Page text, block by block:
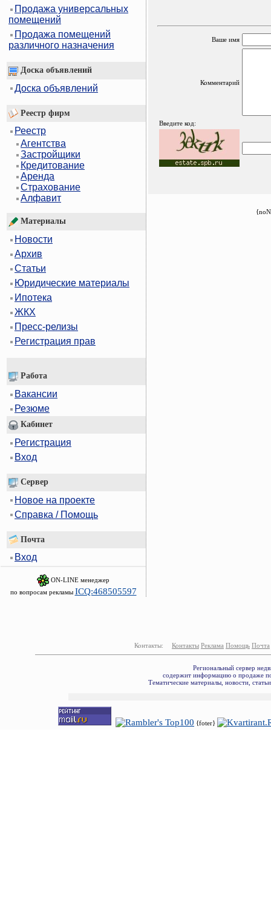
Продажа универсальных
помещений
Продажа помещений
различного назначения
Доска объявлений
Доска объявлений
Реестр фирм
Реестр
Агентства
Застройщики
Кредитование
Аренда
Страхование
Алфавит
Материалы
Новости
Архив
Статьи
Юридические материалы
Ипотека
ЖКХ
Пресс-релизы
Регистрация прав
Работа
Вакансии
Резюме
Кабинет
Регистрация
Вход
Сервер
Новое на проекте
Справка / Помощь
Почта
Вход
ON-LINE менеджер
по вопросам рекламы ICQ:468505597
Ваше имя
Комментарий
Введите код:
Контакты: Контакты Реклама Помощь Почта
Региональный сервер
содержит информацию о продаже
Тематические материалы, новости,
{foter}